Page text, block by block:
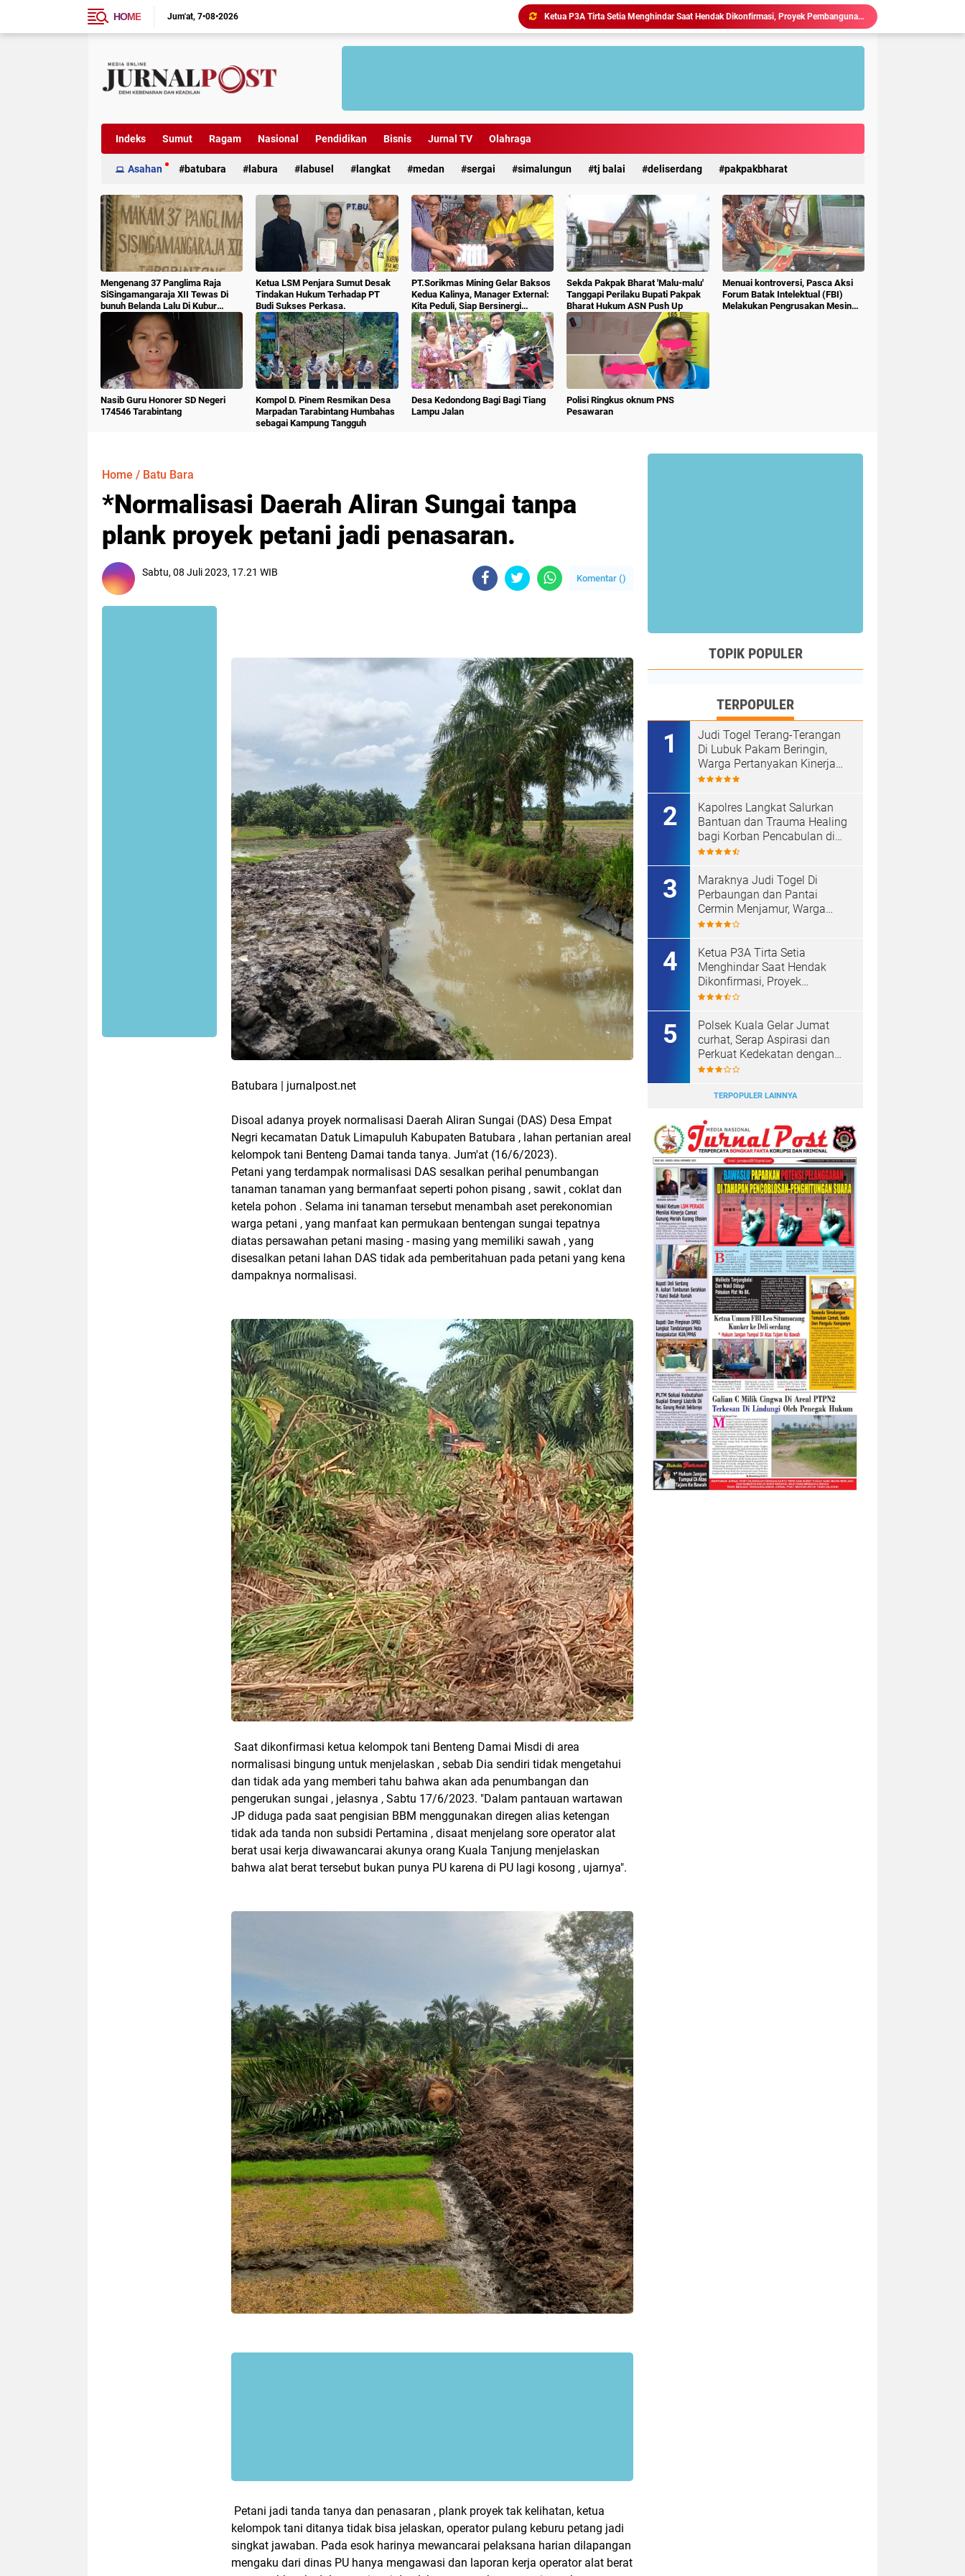
HOME Jum'at 7•08•2026
Judi Togel Terang-Terangan Di Lubuk Pakam Beringin, Warga Pertanyakan Kinerja Polresta Deli Serdang
Ciptakan Generasi Muda Tertib Berkendara, Satlantas Polres Langkat Bekali Pelajar SMP.
Kapolres Langkat Silaturahmi dengan Pengemudi Ojek Online, Ajak Jaga Kamtibmas Jelang HUT RI.
Indeks Sumut Ragam Nasional Pendidikan Bisnis Jurnal TV Olahraga
Asahan batubara labura labusel langkat medan sergai simalungun tj balai deliserdang pakpakbharat
Mengenang 37 Panglima Raja
SiSingamangaraja XII Tewas Di
bunuh Belanda Lalu Di Kubur
Massal Oleh Masyarakat
Ketua LSM Penjara Sumut Desak
Tindakan Hukum Terhadap PT
Budi Sukses Perkasa.
PT.Sorikmas Mining Gelar Baksos
Kedua Kalinya, Manager External:
Kita Peduli, Siap Bersinergi
Dengan Pemda & Masyarakat.
Sekda Pakpak Bharat 'Malu-malu'
Tanggapi Perilaku Bupati Pakpak
Bharat Hukum ASN Push Up
Menuai kontroversi, Pasca Aksi
Forum Batak Intelektual (FBI)
Melakukan Pengrusakan Mesin
Nasib Guru Honorer SD Negeri
174546 Tarabintang
Kompol D. Pinem Resmikan Desa
Marpadan Tarabintang Humbahas
sebagai Kampung Tangguh
Desa Kedondong Bagi Bagi Tiang
Lampu Jalan
Polisi Ringkus oknum PNS
Pesawaran
Home / Batu Bara
*Normalisasi Daerah Aliran Sungai tanpa
plank proyek petani jadi penasaran.
Sabtu, 08 Juli 2023, 17.21 WIB
Komentar ()
Batubara | jurnalpost.net
Disoal adanya proyek normalisasi Daerah Aliran Sungai (DAS) Desa Empat
Negri kecamatan Datuk Limapuluh Kabupaten Batubara , lahan pertanian areal
kelompok tani Benteng Damai tanda tanya. Jum'at (16/6/2023).
Petani yang terdampak normalisasi DAS sesalkan perihal penumbangan
tanaman tanaman yang bermanfaat seperti pohon pisang , sawit , coklat dan
ketela pohon . Selama ini tanaman tersebut menambah aset perekonomian
warga petani , yang manfaat kan permukaan bentengan sungai tepatnya
diatas persawahan petani masing - masing yang memiliki sawah , yang
disesalkan petani lahan DAS tidak ada pemberitahuan pada petani yang kena
dampaknya normalisasi.
Saat dikonfirmasi ketua kelompok tani Benteng Damai Misdi di area
normalisasi bingung untuk menjelaskan , sebab Dia sendiri tidak mengetahui
dan tidak ada yang memberi tahu bahwa akan ada penumbangan dan
pengerukan sungai , jelasnya , Sabtu 17/6/2023. "Dalam pantauan wartawan
JP diduga pada saat pengisian BBM menggunakan diregen alias ketengan
tidak ada tanda non subsidi Pertamina , disaat menjelang sore operator alat
berat usai kerja diwawancarai akunya orang Kuala Tanjung menjelaskan
bahwa alat berat tersebut bukan punya PU karena di PU lagi kosong , ujarnya".
Petani jadi tanda tanya dan penasaran , plank proyek tak kelihatan, ketua
kelompok tani ditanya tidak bisa jelaskan, operator pulang keburu petang jadi
singkat jawaban. Pada esok harinya mewancarai pelaksana harian dilapangan
mengaku dari dinas PU hanya mengawasi dan laporan kerja operator alat berat
TOPIK POPULER
TERPOPULER
Judi Togel Terang-Terangan
Di Lubuk Pakam Beringin,
Warga Pertanyakan Kinerja
Polresta Deli Serdang
Kapolres Langkat Salurkan
Bantuan dan Trauma Healing
bagi Korban Pencabulan di
Secanggang.
Maraknya Judi Togel Di
Perbaungan dan Pantai
Cermin Menjamur, Warga
Desak Kapolres Serge
Ketua P3A Tirta Setia
Menghindar Saat Hendak
Dikonfirmasi, Proyek
Pembangunan Irigasi Diduga
Polsek Kuala Gelar Jumat
curhat, Serap Aspirasi dan
Perkuat Kedekatan dengan
Masyarakat.
TERPOPULER LAINNYA